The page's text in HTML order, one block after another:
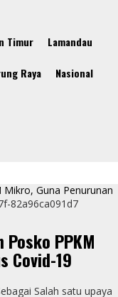
Timur Lamandau
Raya Nasional
Guna Penurunan
PPKM
Covid-19
Salah satu upaya